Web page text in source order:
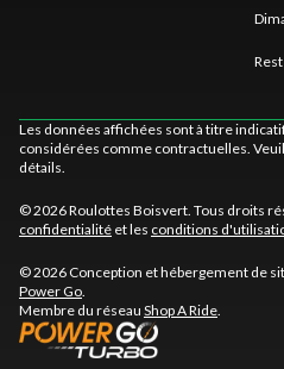
Les données affichées sont à titre
considérées comme contractuelles.
détails.
© 2026 Roulottes Boisvert. Tous droits
confidentialité et les conditions
© 2026 Conception et hébergement de
Power Go
Membre du réseau Shop A Ride